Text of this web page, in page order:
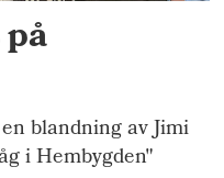
blandning av Jimi
i Hembygden"